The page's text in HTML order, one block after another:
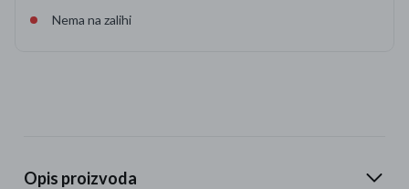
Nema na zalihi
Opis proizvoda